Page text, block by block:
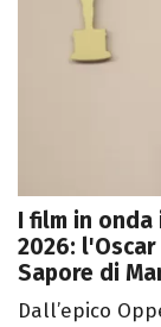
I film in onda
2026:
Sapore di
Dall’epico